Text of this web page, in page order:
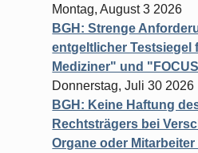
Montag, August 3 2026
BGH: Strenge
entgeltlicher Testsiegel
Mediziner" und
Donnerstag, Juli 30 2026
BGH: Keine Haftung
Rechtsträgers bei
Organe oder